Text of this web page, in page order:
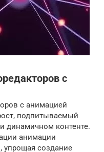
с
с анимацией
подпитываемый
динамичном контенте.
анимации
упрощая создание